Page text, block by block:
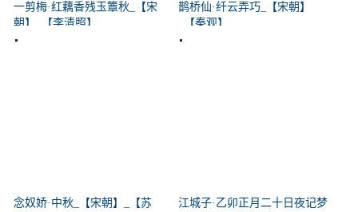
一剪梅·红藕香残玉簟秋_【宋
朝】_【李清照】
鹊桥仙·纤云弄巧_【宋朝】
_【秦观】
念奴娇·中秋_【宋朝】_【苏
江城子·乙卯正月二十日夜记梦